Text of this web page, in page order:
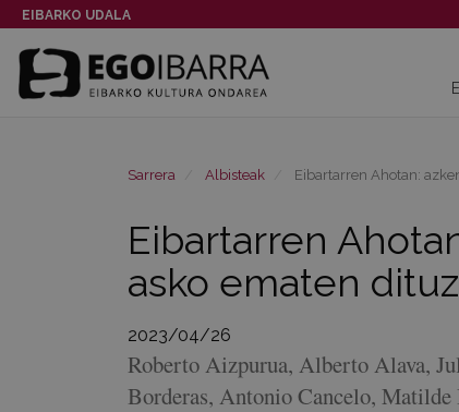
EIBARKO UDALA
Sarrera Albisteak Eibartarren Ahotan:
Eibartarren
asko ematen
2023/04/26
Roberto Aizpurua, Alberto Alava,
Borderas, Antonio Cancelo,